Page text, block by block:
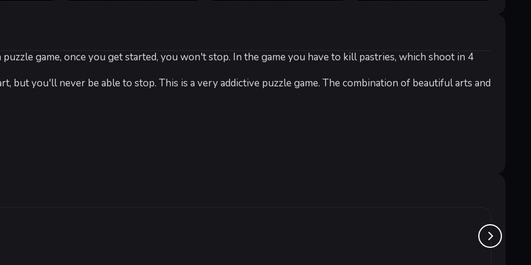
game, once you get started, you won't stop. In the game you have to kill pastries, which shoot in 4
but you'll never be able to stop. This is a very addictive puzzle game. The combination of beautiful arts and
1 GB ОЗУ
Our